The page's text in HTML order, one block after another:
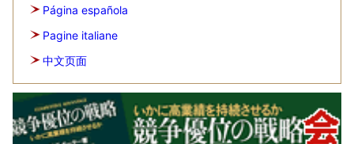
Página española
Pagine italiane
中文页面